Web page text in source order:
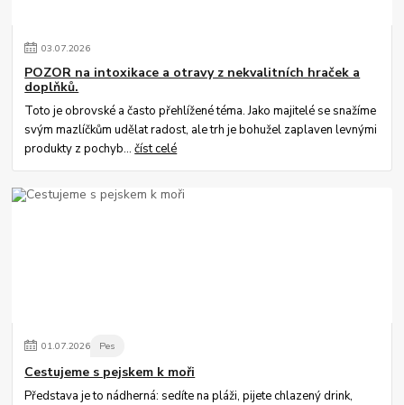
03.07.2026
POZOR na intoxikace a otravy z nekvalitních hraček a
doplňků.
Toto je obrovské a často přehlížené téma. Jako majitelé se snažíme
svým mazlíčkům udělat radost, ale trh je bohužel zaplaven levnými
produkty z pochyb...číst celé
01.07.2026 Pes
Cestujeme s pejskem k moři
Představa je to nádherná: sedíte na pláži, pijete chlazený drink,